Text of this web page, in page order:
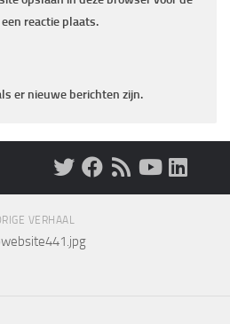
reactie plaats.
er nieuwe berichten zijn.
VERHAAL